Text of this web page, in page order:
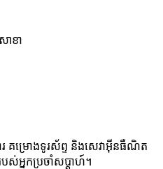
ាខា
គម្រោងទូរស័ព្ទ និងសេវាអ៊ីនធឺណិត
បស់អ្នកប្រចាំសប្តាហ៍។